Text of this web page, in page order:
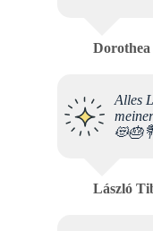
Alles
László